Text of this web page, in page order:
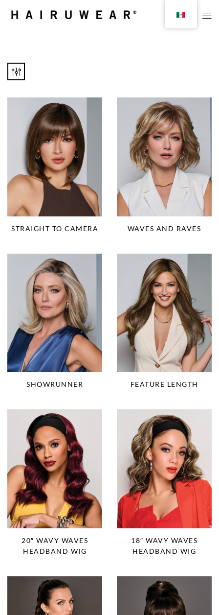
STRAIGHT TO CAMERA WAVES AND RAVES
SHOWRUNNER FEATURE LENGTH
20″ WAVY WAVES
HEADBAND WIG
18″ WAVY WAVES
HEADBAND WIG